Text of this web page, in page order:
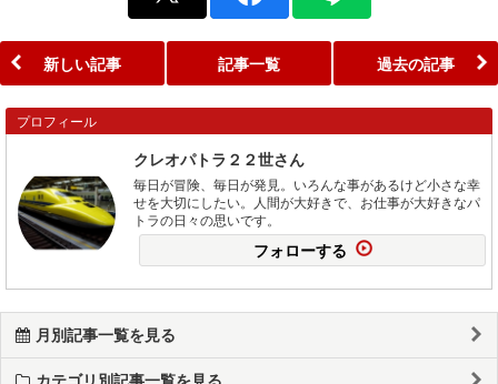
新しい記事 記事一覧 過去の記事
プロフィール
クレオパトラ２２世さん
毎日が冒険、毎日が発見。いろんな事があるけど小さな幸
せを大切にしたい。人間が大好きで、お仕事が大好きなパ
トラの日々の思いです。
フォローする
月別記事一覧を見る